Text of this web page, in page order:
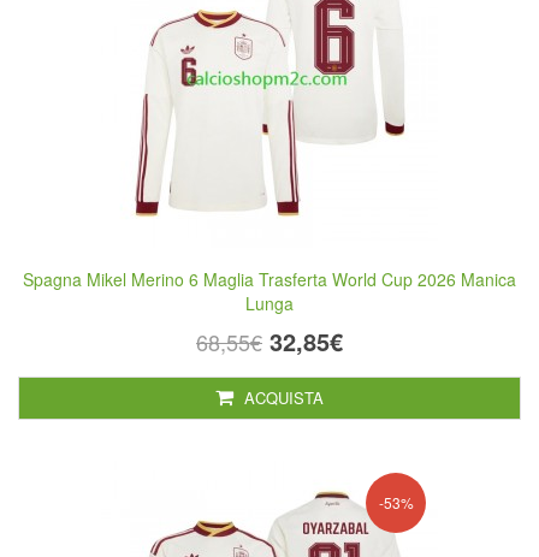
Spagna Mikel Merino 6 Maglia Trasferta World Cup 2026 Manica
Lunga
68,55€ 32,85€
ACQUISTA
-53%